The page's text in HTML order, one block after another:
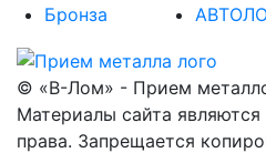
Бронза
© «В-Лом» - Прием
Материалы сайта
права. Запрещается